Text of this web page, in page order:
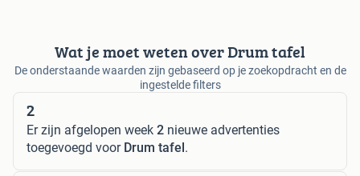
Wat je moet weten over Drum tafel
De onderstaande waarden zijn gebaseerd op je zoekopdracht en de
ingestelde filters
2
Er zijn afgelopen week 2 nieuwe advertenties
toegevoegd voor Drum tafel.